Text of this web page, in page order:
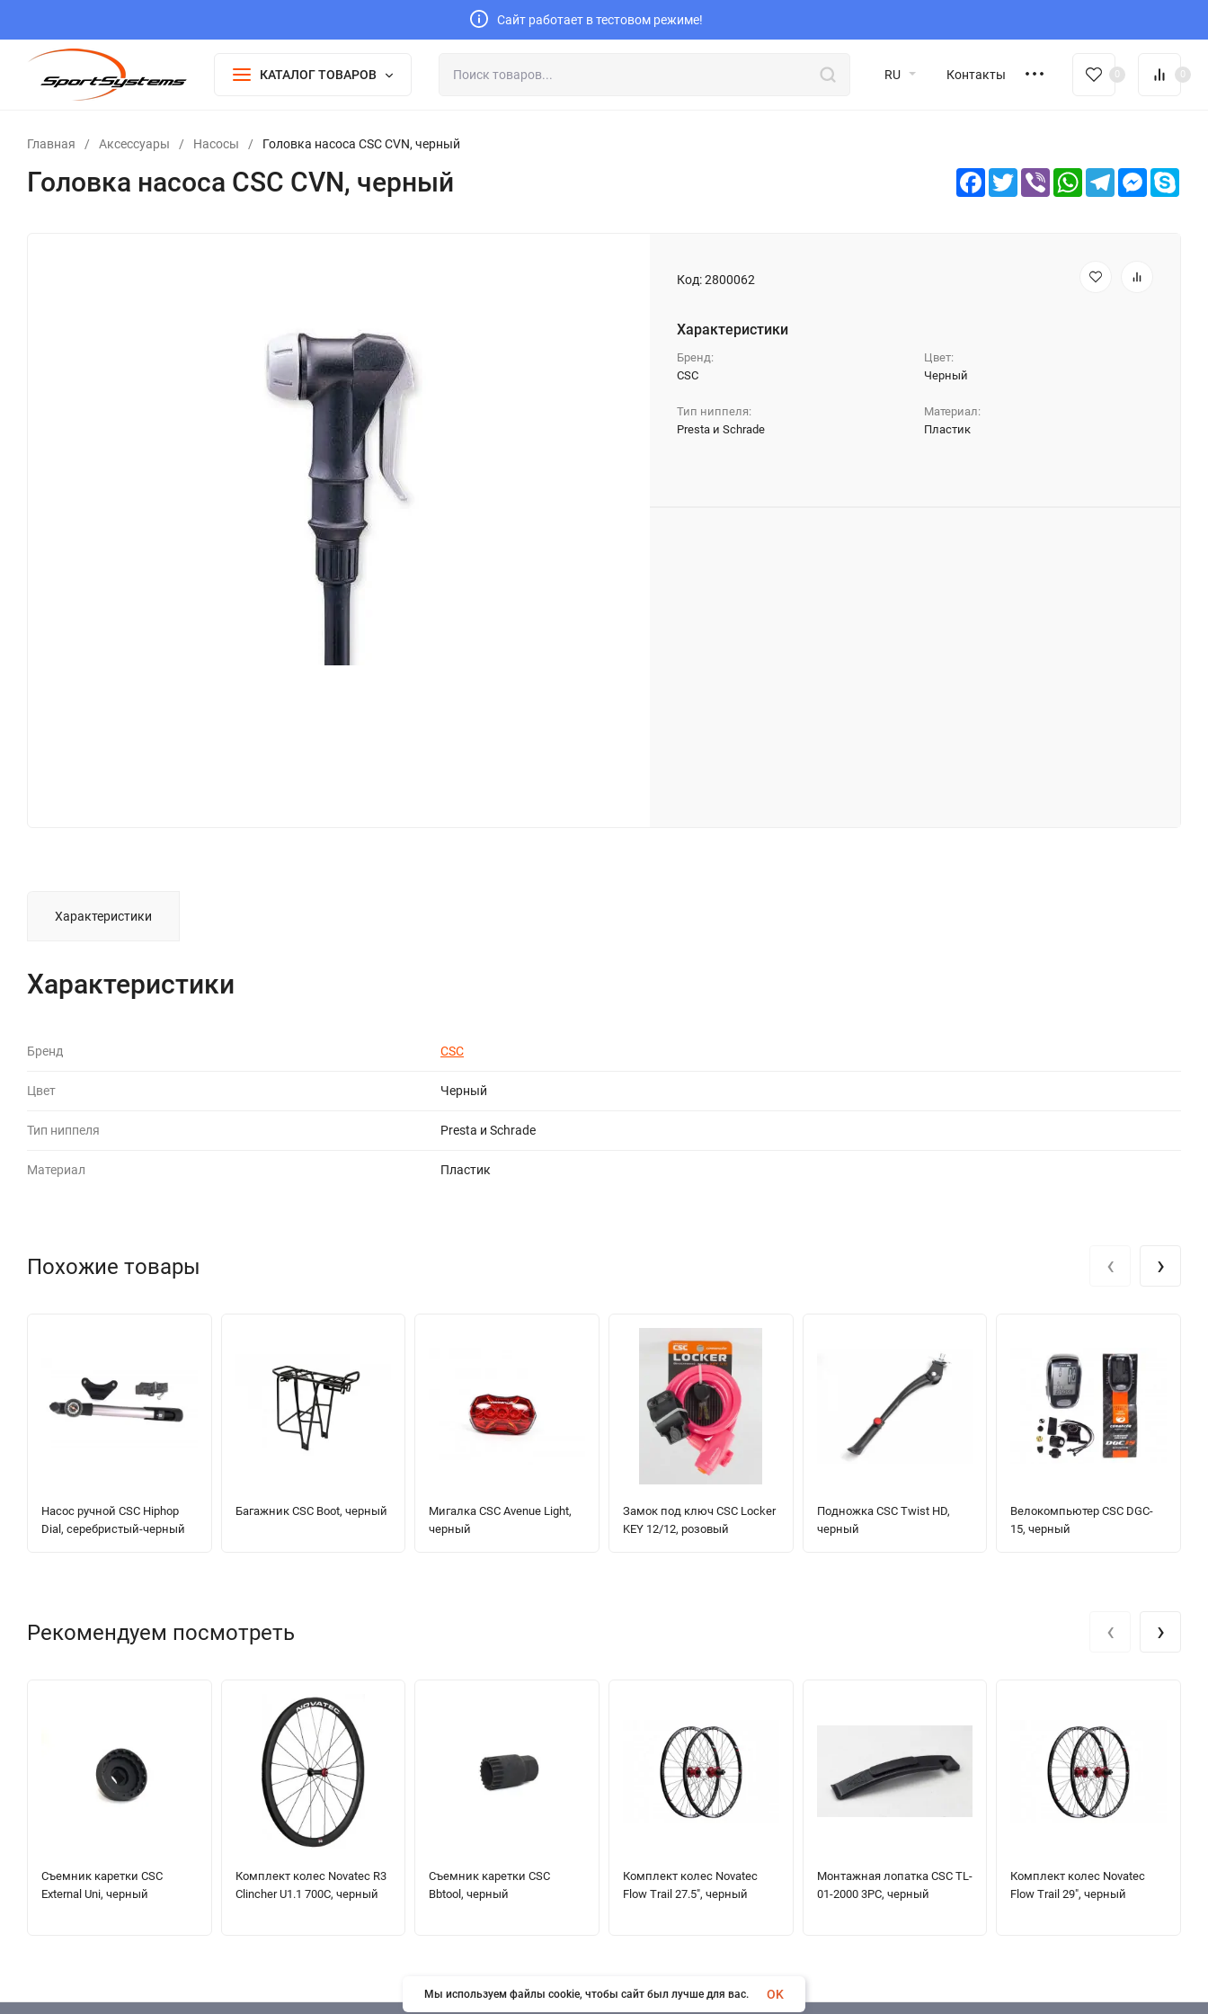
Сайт работает в тестовом режиме!
КАТАЛОГ ТОВАРОВ RU Контакты 0 0
Главная / Аксессуары / Насосы / Головка насоса CSC CVN, черный
Головка насоса CSC CVN, черный Facebook
TwitterViber WhatsAppTelegram
Код:2800062
Характеристики
Бренд:
CSC
Цвет:
Черный
Тип ниппеля:
Presta и Schrade
Материал:
Пластик
Характеристики
Характеристики
Бренд CSC
Цвет Черный
Тип ниппеля Presta и Schrade
Материал Пластик
Похожие товары
Насос ручной CSC Hiphop
Dial, серебристый-черный
Багажник CSC Boot, черный
Мигалка CSC Avenue Light,
черный
Замок под ключ CSC Locker
KEY 12/12, розовый
Подножка CSC Twist HD,
черный
Велокомпьютер CSC DGC-
15, черный
‹ ›
Рекомендуем посмотреть
Съемник каретки CSC
External Uni, черный
Комплект колес Novatec R3
Clincher U1.1 700C, черный
Съемник каретки CSC
Bbtool, черный
Комплект колес Novatec
Flow Trail 27.5", черный
Монтажная лопатка CSC TL-
01-2000 3PC, черный
Комплект колес Novatec
Flow Trail 29", черный
‹ ›
Мы используем файлы cookie, чтобы сайт был лучше для вас. OK